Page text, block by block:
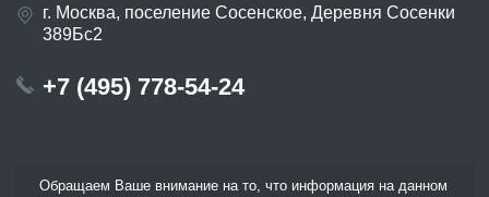
г. Москва, поселение Сосенское, Деревня Сосенки
389Бс2
+7 (495) 778-54-24
Обращаем Ваше внимание на то, что информация на данном